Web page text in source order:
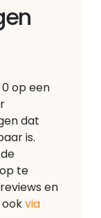
op een
dat
is.
te
en
via